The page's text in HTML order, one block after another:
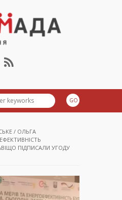
Приірпіння
/ ОЛЬГА
ПІДПИСАЛИ УГОДУ